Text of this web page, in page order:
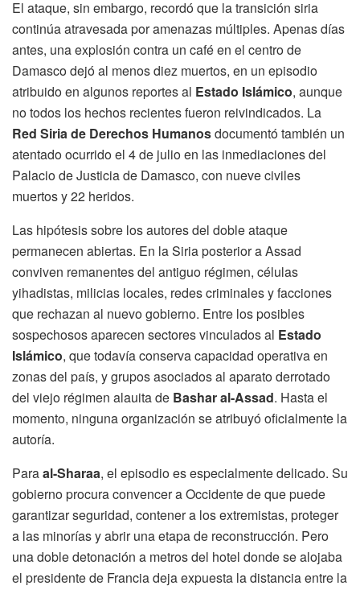
El ataque, sin embargo, recordó que la transición siria
continúa atravesada por amenazas múltiples. Apenas días
antes, una explosión contra un café en el centro de
Damasco dejó al menos diez muertos, en un episodio
atribuido en algunos reportes al Estado Islámico, aunque
no todos los hechos recientes fueron reivindicados. La
Red Siria de Derechos Humanosdocumentó también un
atentado ocurrido el 4 de julio en las inmediaciones del
Palacio de Justicia de Damasco, con nueve civiles
muertos y 22 heridos.
Las hipótesis sobre los autores del doble ataque
permanecen abiertas. En la Siria posterior a Assad
conviven remanentes del antiguo régimen, células
yihadistas, milicias locales, redes criminales y facciones
que rechazan al nuevo gobierno. Entre los posibles
sospechosos aparecen sectores vinculados al Estado
Islámico, que todavía conserva capacidad operativa en
zonas del país, y grupos asociados al aparato derrotado
del viejo régimen alauita de Bashar al-Assad. Hasta el
momento, ninguna organización se atribuyó oficialmente la
autoría.
Paraal-Sharaa, el episodio es especialmente delicado. Su
gobierno procura convencer a Occidente de que puede
garantizar seguridad, contener a los extremistas, proteger
a las minorías y abrir una etapa de reconstrucción. Pero
una doble detonación a metros del hotel donde se alojaba
el presidente de Francia deja expuesta la distancia entre la